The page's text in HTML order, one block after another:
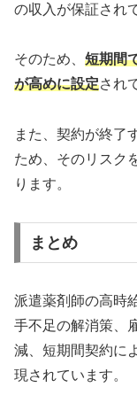
の収入が保証され
そのため、 短期間
が高めに設定され
また、契約が終了
ため、そのリスク
ります。
まとめ
派遣薬剤師の高時
手不足の解消策、
減、短期間契約に
現されています。